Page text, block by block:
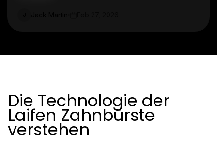
Die Technologie der
Laifen Zahnbürste
verstehen